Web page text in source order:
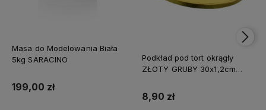
Masa do Modelowania Biała
5kg SARACINO
199,00 zł
Podkład pod tort okrągły
ZŁOTY GRUBY 30x1,2cm
8,90 zł